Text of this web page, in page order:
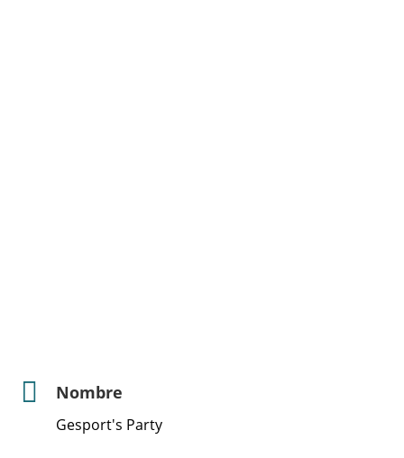
Nombre
Gesport's Party